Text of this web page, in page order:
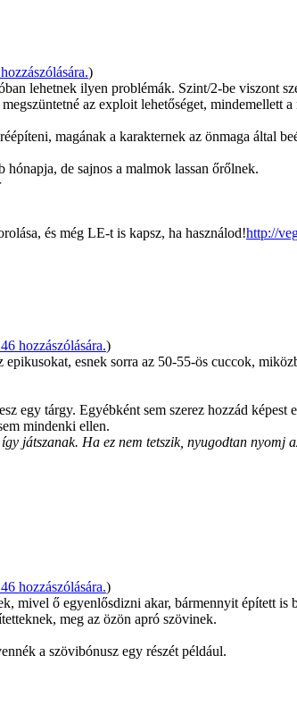
)
lehetnek ilyen problémák. Szint/2-be viszont
az exploit lehetőséget, mindemellett
magának a karakternek az önmaga által
de sajnos a malmok lassan őrőlnek.
és még LE-t is kapsz, ha használod!http://
hozzászólására.)
esnek sorra az 50-55-ös cuccok,
egy tárgy. Egyébként sem szerez hozzád
mindenki ellen.
játszanak. Ha ez nem tetszik, nyugodtan nyomj
hozzászólására.)
mivel ő egyenlősdizni akar, bármennyit épített
meg az özön apró szövinek.
a szövibónusz egy részét például.